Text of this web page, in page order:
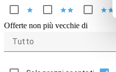
star starstar starstar
Offerte non più vecchie di
Tutto